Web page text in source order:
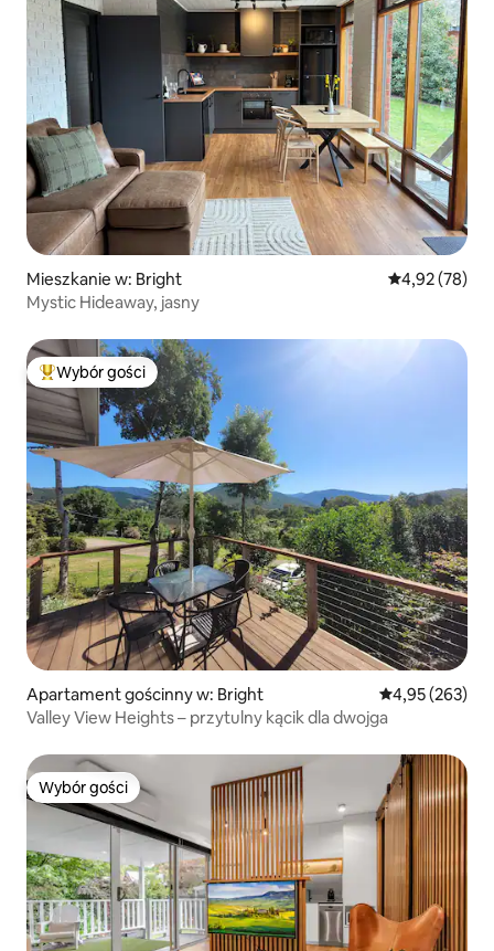
Mieszkanie w: Bright Średnia
4,92 (78)
Mystic Hideaway, jasny
Najpopularniejsze z kategorii Wybór gości
Wybór gości
Apartament gościnny w: Bright Średnia
4,95 (263)
Valley View Heights – przytulny kącik dla dwojga
Wybór gości
Wybór gości